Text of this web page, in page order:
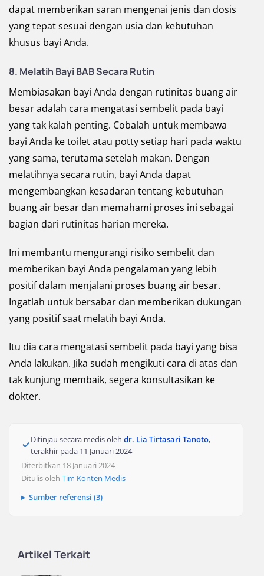
dapat memberikan saran mengenai jenis dan dosis
yang tepat sesuai dengan usia dan kebutuhan
khusus bayi Anda.
8. Melatih Bayi BAB Secara Rutin
Membiasakan bayi Anda dengan rutinitas buang air
besar adalah cara mengatasi sembelit pada bayi
yang tak kalah penting. Cobalah untuk membawa
bayi Anda ke toilet atau potty setiap hari pada waktu
yang sama, terutama setelah makan. Dengan
melatihnya secara rutin, bayi Anda dapat
mengembangkan kesadaran tentang kebutuhan
buang air besar dan memahami proses ini sebagai
bagian dari rutinitas harian mereka.
Ini membantu mengurangi risiko sembelit dan
memberikan bayi Anda pengalaman yang lebih
positif dalam menjalani proses buang air besar.
Ingatlah untuk bersabar dan memberikan dukungan
yang positif saat melatih bayi Anda.
Itu dia cara mengatasi sembelit pada bayi yang bisa
Anda lakukan. Jika sudah mengikuti cara di atas dan
tak kunjung membaik, segera konsultasikan ke
dokter.
Ditinjau secara medis oleh dr. Lia Tirtasari Tanoto,
terakhir pada 11 Januari 2024
Diterbitkan 18 Januari 2024
Ditulis oleh Tim Konten Medis
Sumber referensi (3)
Artikel Terkait